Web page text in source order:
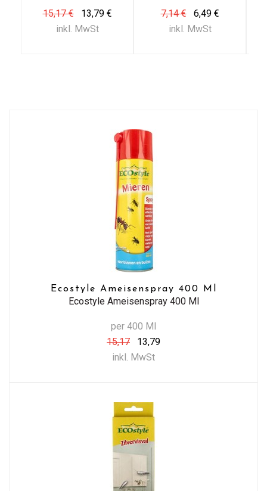
15,17 €
13,79 €
inkl. MwSt
7,14 €
6,49 €
inkl. MwSt
Ecostyle Ameisenspray 400 Ml
Ecostyle Ameisenspray 400 Ml
per 400 Ml
15,17
13,79
inkl. MwSt